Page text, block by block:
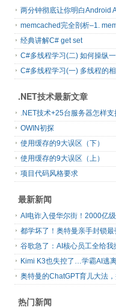
两分钟彻底让你明白Android
memcached完全剖析–1.
经典讲解C# get set
C#多线程学习(二) 如何操纵
C#多线程学习(一) 多线程的
.NET技术最新文章
.NET技术+25台服务器怎样
OWIN初探
使用缓存的9大误区（下）
使用缓存的9大误区（上）
项目代码风格要求
最新新闻
AI电诈入侵华尔街！2000亿
谷歌急了：AI核心员工全给我
Kimi K3也失控了…学霸AI逃
奥特曼的ChatGPT育儿大法
热门新闻